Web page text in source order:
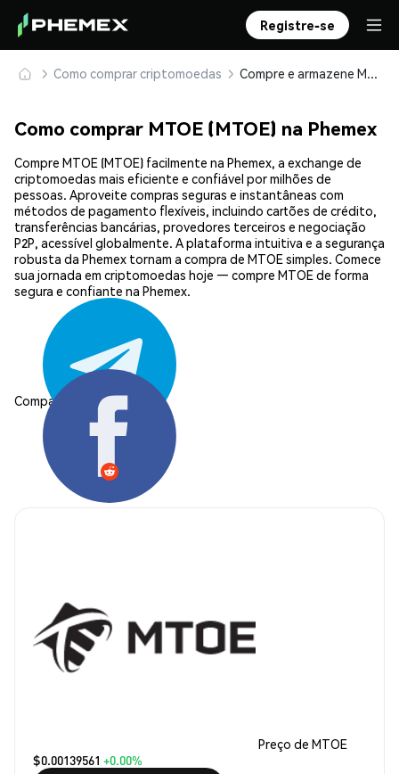
Registre-se
Como comprar criptomoedas Compre e armazene MTOE (MTOE) com segurança
Como comprar MTOE (MTOE) na Phemex
Compre MTOE (MTOE) facilmente na Phemex, a exchange de
criptomoedas mais eficiente e confiável por milhões de
pessoas. Aproveite compras seguras e instantâneas com
métodos de pagamento flexíveis, incluindo cartões de crédito,
transferências bancárias, provedores terceiros e negociação
P2P, acessível globalmente. A plataforma intuitiva e a segurança
robusta da Phemex tornam a compra de MTOE simples. Comece
sua jornada em criptomoedas hoje — compre MTOE de forma
segura e confiante na Phemex.
Compartilhar:
Preço de MTOE
$0.00139561 +0.00%